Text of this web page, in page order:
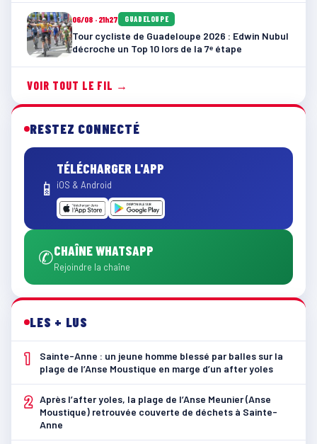
06/08 · 21h27 GUADELOUPE
Tour cycliste de Guadeloupe 2026 : Edwin Nubul
décroche un Top 10 lors de la 7ᵉ étape
VOIR TOUT LE FIL →
RESTEZ CONNECTÉ
📱
TÉLÉCHARGER L'APP
iOS & Android
✆CHAÎNE WHATSAPP
Rejoindre la chaîne
LES + LUS
1
Sainte-Anne : un jeune homme blessé par balles sur la
plage de l’Anse Moustique en marge d’un after yoles
2 Après l’after yoles, la plage de l’Anse Meunier (Anse
Moustique) retrouvée couverte de déchets à Sainte-
Anne